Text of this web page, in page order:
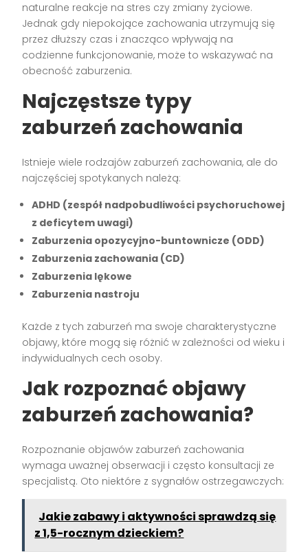
naturalne reakcje na stres czy zmiany życiowe.
Jednak gdy niepokojące zachowania utrzymują się
przez dłuższy czas i znacząco wpływają na
codzienne funkcjonowanie, może to wskazywać na
obecność zaburzenia.
Najczęstsze typy
zaburzeń zachowania
Istnieje wiele rodzajów zaburzeń zachowania, ale do
najczęściej spotykanych należą:
ADHD (zespół nadpobudliwości psychoruchowej
z deficytem uwagi)
Zaburzenia opozycyjno-buntownicze (ODD)
Zaburzenia zachowania (CD)
Zaburzenia lękowe
Zaburzenia nastroju
Każde z tych zaburzeń ma swoje charakterystyczne
objawy, które mogą się różnić w zależności od wieku i
indywidualnych cech osoby.
Jak rozpoznać objawy
zaburzeń zachowania?
Rozpoznanie objawów zaburzeń zachowania
wymaga uważnej obserwacji i często konsultacji ze
specjalistą. Oto niektóre z sygnałów ostrzegawczych:
Jakie zabawy i aktywności sprawdzą się
z 1,5-rocznym dzieckiem?